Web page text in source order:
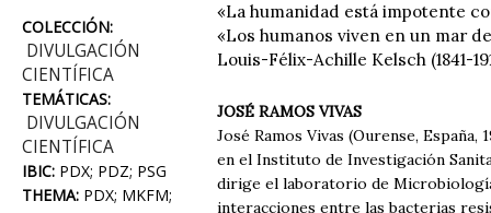
COLECCIÓN:
DIVULGACIÓN
CIENTÍFICA
TEMÁTICAS:
DIVULGACIÓN
CIENTÍFICA
IBIC: PDX; PDZ; PSG
THEMA: PDX; MKFM;
«La humanidad está impotente
«Los humanos viven en un mar
Louis-Félix-Achille Kelsch (1841-
JOSÉ RAMOS VIVAS
José Ramos Vivas (Ourense,
en el Instituto de Investigación
dirige el laboratorio de
interacciones entre las bacterias